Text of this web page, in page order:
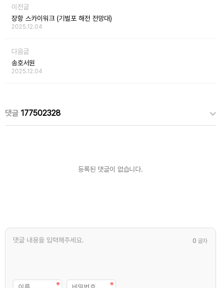
이전글
장항 스카이워크 (기벌포 해전 전망대)
2025.12.04
다음글
송호서원
2025.12.04
댓글 177502328
등록된 댓글이 없습니다.
0 글자